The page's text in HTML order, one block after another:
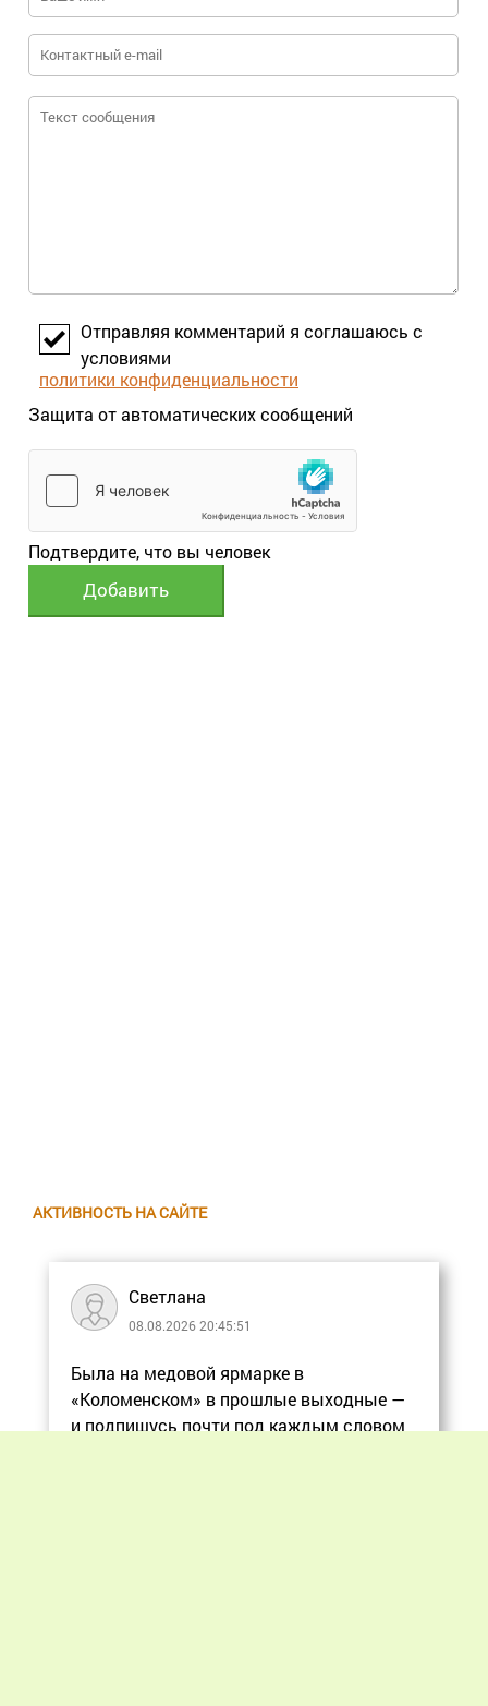
Отправляя комментарий я соглашаюсь с
условиями
политики конфиденциальности
Защита от автоматических сообщений
Подтвердите, что вы человек
АКТИВНОСТЬ НА САЙТЕ
Светлана
08.08.2026 20:45:51
Была на медовой ярмарке в
«Коломенском» в прошлые выходные —
и подпишусь почти под каждым словом